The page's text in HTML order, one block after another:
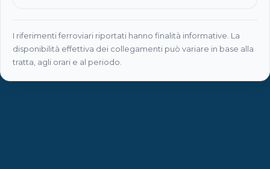
I riferimenti ferroviari riportati hanno finalità informative. La
disponibilità effettiva dei collegamenti può variare in base alla
tratta, agli orari e al periodo.